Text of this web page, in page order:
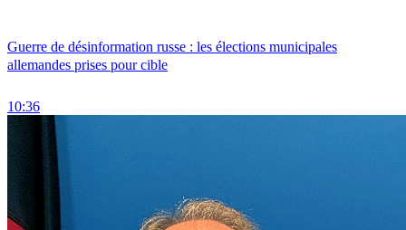
Guerre de désinformation russe : les élections municipales
allemandes prises pour cible
10:36